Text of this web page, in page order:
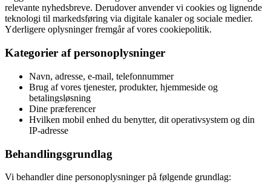
relevante nyhedsbreve. Derudover anvender vi cookies og lignende
teknologi til markedsføring via digitale kanaler og sociale medier.
Yderligere oplysninger fremgår af vores cookiepolitik.
Kategorier af personoplysninger
Navn, adresse, e-mail, telefonnummer
Brug af vores tjenester, produkter, hjemmeside og
betalingsløsning
Dine præferencer
Hvilken mobil enhed du benytter, dit operativsystem og din
IP-adresse
Behandlingsgrundlag
Vi behandler dine personoplysninger på følgende grundlag: